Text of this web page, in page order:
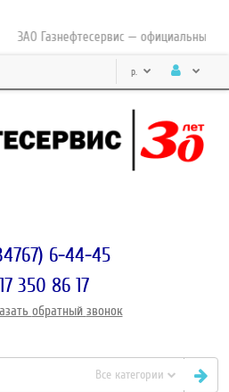
ЗАО Газнефтесервис — официальный
р.
6-44-45
350 86 17
обратный звонок
Все категории